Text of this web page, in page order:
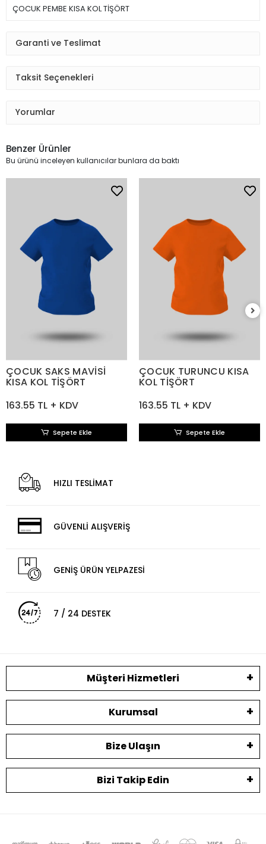
ÇOCUK PEMBE KISA KOL TİŞÖRT
Garanti ve Teslimat
Taksit Seçenekleri
Yorumlar
Benzer Ürünler
Bu ürünü inceleyen kullanıcılar bunlara da baktı
ÇOCUK SAKS MAVİSİ
KISA KOL TİŞÖRT
163.55 TL + KDV
Sepete Ekle
ÇOCUK TURUNCU KISA
KOL TİŞÖRT
163.55 TL + KDV
Sepete Ekle
HIZLI TESLİMAT
GÜVENLİ ALIŞVERİŞ
GENİŞ ÜRÜN YELPAZESİ
7 / 24 DESTEK
Müşteri Hizmetleri
Kurumsal
Bize Ulaşın
Bizi Takip Edin